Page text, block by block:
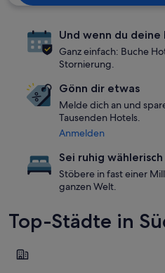
Und wenn du
Ganz einfach: Buche
Stornierung.
Gönn dir etwas
Melde dich an und
Tausenden Hotels.
Anmelden
Sei ruhig wählerisch
Stöbere in fast einer
ganzen Welt.
Top-Städte in
Den Haag